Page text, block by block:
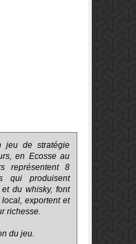
jeu de stratégie
en Ecosse au
représentent 8
qui produisent
du whisky, font
exportent et
richesse.
du jeu.